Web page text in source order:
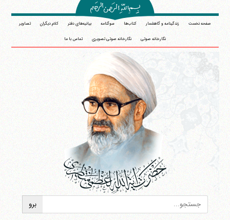
صفحه نخست زندگینامه و گاهشمار کتاب‌ها سوگنامه بیانیه‌های دفتر کلام دیگران تصاویر
نگارخانه صوتی نگارخانه صوتی تصویری تماس با ما
آیت‌الله منتظری
وب سایت رسمی آیت‌الله منتظری
قم،میدان مصلّی، بلوار شهید محمّد منتظری، كوچه
شماره ٨ کد پستی: 3713744381
فکس37740015-25-98+